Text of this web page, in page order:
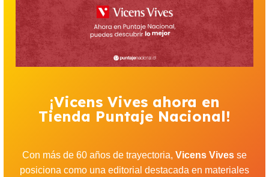
¡Vicens Vives ahora en
Tienda Puntaje Nacional!
Con más de 60 años de trayectoria, Vicens Vives se
posiciona como una editorial destacada en materiales